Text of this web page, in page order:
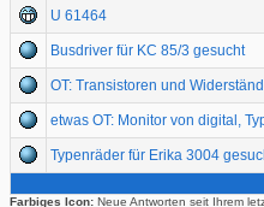
U 61464
Busdriver für KC 85/3 gesucht
OT: Transistoren und
etwas OT: Monitor von digital,
Typenräder für Erika 3004
Farbiges Icon: Neue Antworten seit Ihrem